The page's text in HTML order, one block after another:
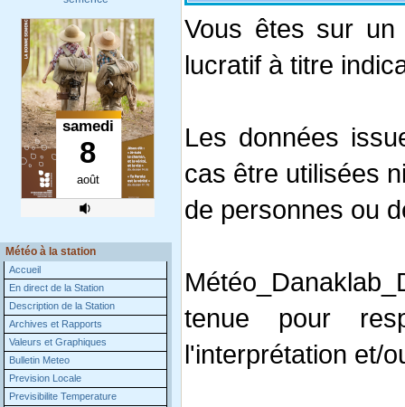
Météo à la station
Accueil
En direct de la Station
Description de la Station
Archives et Rapports
Valeurs et Graphiques
Bulletin Meteo
Prevision Locale
Previsibilite Temperature
Vous êtes sur
lucratif à titre
Les données
cas être utilisées
de personnes ou
tenue pour
l'interprétation et/